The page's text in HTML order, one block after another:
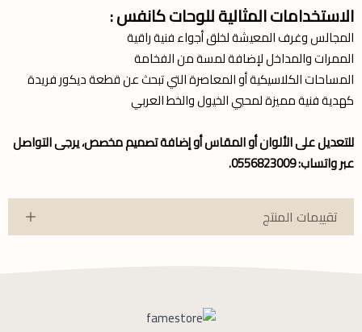
الاستخدامات المثالية للوحات كانفس :
المجالس وغرف المعيشة لخلق أجواء فنية راقية
الممرات والمداخل لإضافة لمسة من الفخامة
المساحات الكلاسيكية أو المعاصرة التي تبحث عن قطعة ديكور فريدة
كهدية فنية مميزة لمحبي الخيول والخط العربي
للتعديل على الألوان أو المقاس أو إضافة تصميم مخصص، يرجى التواصل
عبر واتساب: 0556823009.
تقييمات المنتج